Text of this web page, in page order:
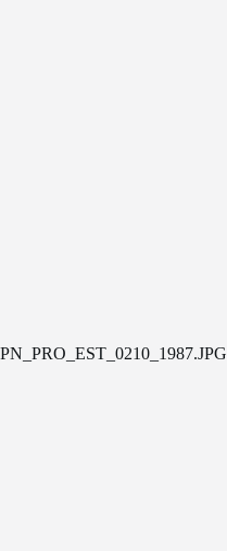
PN_PRO_EST_0210_1987.JPG